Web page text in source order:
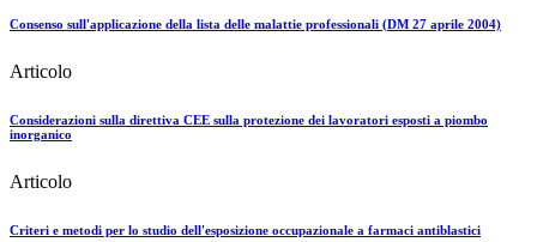
Consenso sull'applicazione della lista delle malattie professionali (DM 27 aprile 2004)
Articolo
Considerazioni sulla direttiva CEE sulla protezione dei lavoratori esposti a piombo
inorganico
Articolo
Criteri e metodi per lo studio dell'esposizione occupazionale a farmaci antiblastici